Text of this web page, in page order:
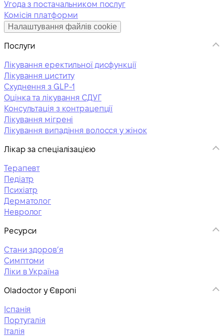
Угода з постачальником послуг
Комісія платформи
Налаштування файлів cookie
Послуги
Лікування еректильної дисфункції
Лікування циститу
Схуднення з GLP-1
Оцінка та лікування СДУГ
Консультація з контрацепції
Лікування мігрені
Лікування випадіння волосся у жінок
Лікар за спеціалізацією
Терапевт
Педіатр
Психіатр
Дерматолог
Невролог
Ресурси
Стани здоровʼя
Симптоми
Ліки в Україна
Oladoctor у Європі
Іспанія
Португалія
Італія